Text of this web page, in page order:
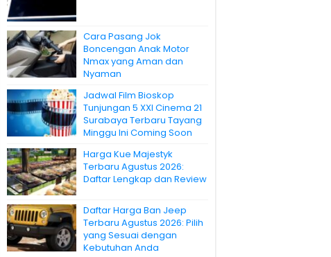
Cara Pasang Jok
Boncengan Anak Motor
Nmax yang Aman dan
Nyaman
Jadwal Film Bioskop
Tunjungan 5 XXI Cinema 21
Surabaya Terbaru Tayang
Minggu Ini Coming Soon
Harga Kue Majestyk
Terbaru Agustus 2026:
Daftar Lengkap dan Review
Daftar Harga Ban Jeep
Terbaru Agustus 2026: Pilih
yang Sesuai dengan
Kebutuhan Anda